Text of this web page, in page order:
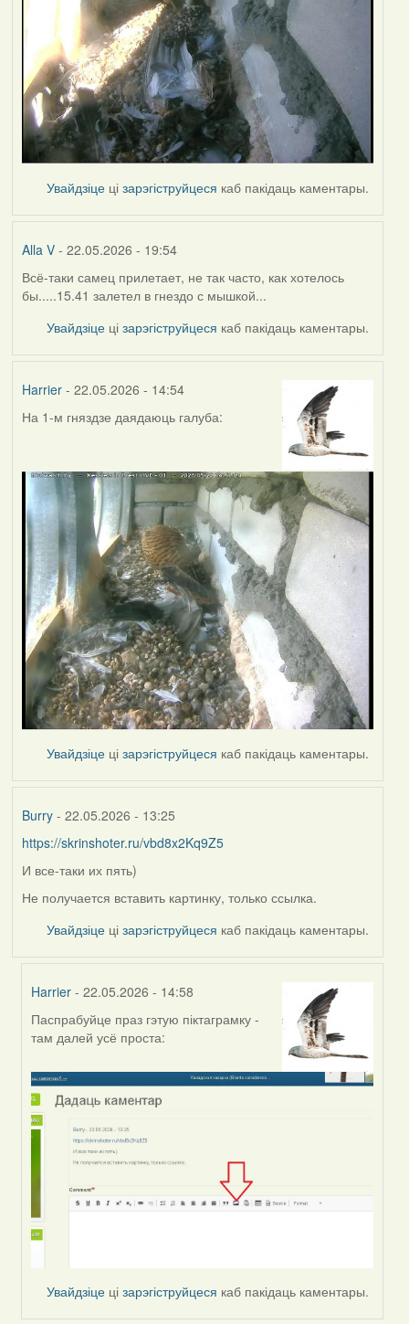
Увайдзіце цізарэгіструйцеся каб пакідаць каментары.
Alla V- 22.05.2026 - 19:54
Всё-таки самец прилетает, не так часто, как хотелось
бы.....15.41 залетел в гнездо с мышкой...
Увайдзіце цізарэгіструйцеся каб пакідаць каментары.
Harrier- 22.05.2026 - 14:54
На 1-м гняздзе даядаюць галуба:
Увайдзіце цізарэгіструйцеся каб пакідаць каментары.
Burry- 22.05.2026 - 13:25
https://skrinshoter.ru/vbd8x2Kq9Z5
И все-таки их пять)
Не получается вставить картинку, только ссылка.
Увайдзіце цізарэгіструйцеся каб пакідаць каментары.
Harrier - 22.05.2026 - 14:58
In
reply
by
Burry
Паспрабуйце праз гэтую піктаграмку -
там далей усё проста:
Увайдзіце цізарэгіструйцеся каб пакідаць каментары.